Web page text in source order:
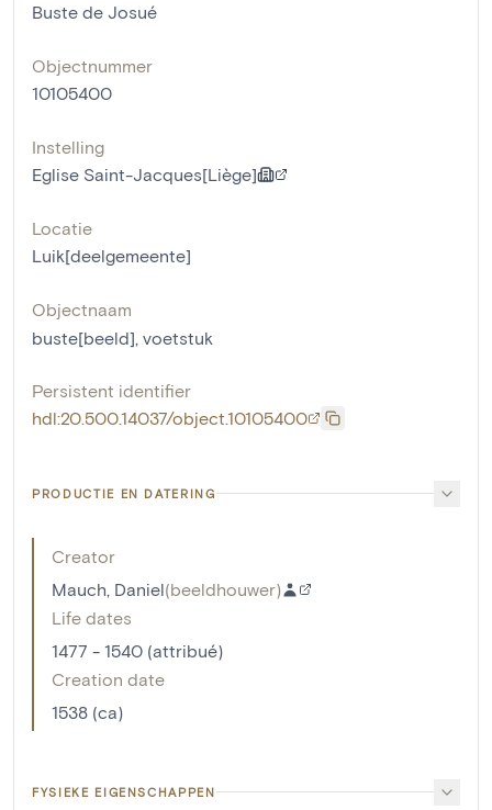
Buste de Josué
Objectnummer
10105400
Instelling
Eglise Saint-Jacques[Liège]
Locatie
Luik[deelgemeente]
Objectnaam
buste[beeld], voetstuk
Persistent identifier
hdl:20.500.14037/object.10105400
PRODUCTIE EN DATERING
Creator
Mauch, Daniel(beeldhouwer)
Life dates
1477 - 1540 (attribué)
Creation date
1538 (ca)
FYSIEKE EIGENSCHAPPEN